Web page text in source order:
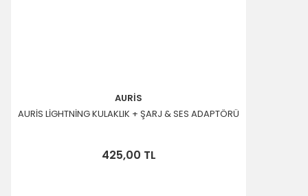
AURİS
AURİS LİGHTNİNG KULAKLIK + ŞARJ & SES ADAPTÖRÜ
425,00 TL